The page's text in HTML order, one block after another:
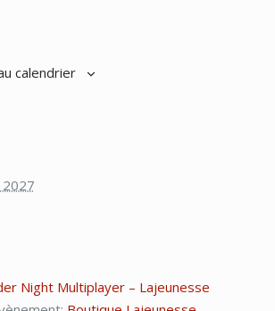
calendrier
Night Multiplayer – Lajeunesse